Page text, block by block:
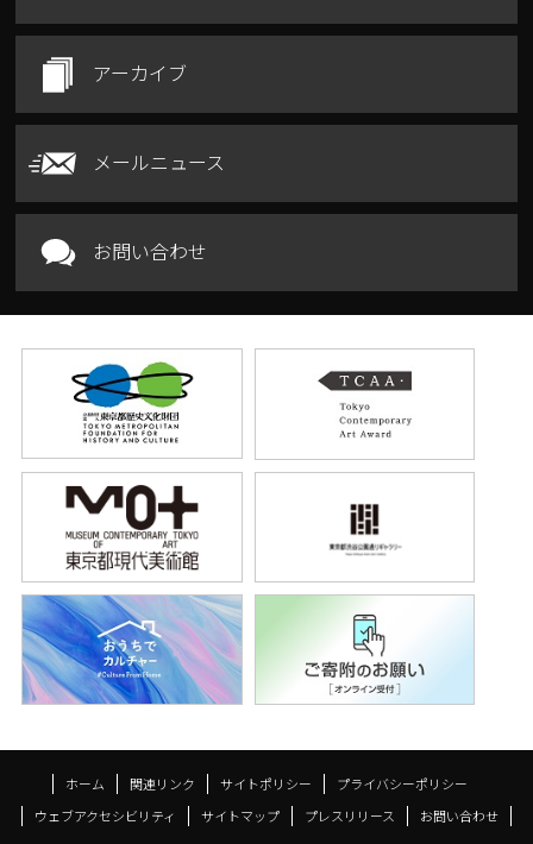
アーカイブ
メールニュース
お問い合わせ
ホーム 関連リンク サイトポリシー
プライバシーポリシー
ウェブアクセシビリティ
サイトマップ プレスリリース お問い合わせ